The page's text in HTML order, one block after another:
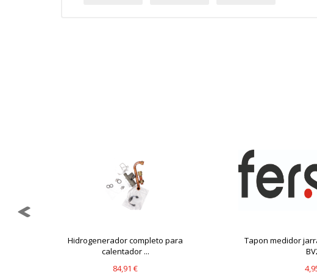
Hidrogenerador completo para
calentador ...
84,91 €
Tapon medidor
Puedes volver a configurar tus cookies desde